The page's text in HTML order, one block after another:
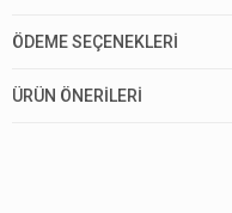
ÖDEME SEÇENEKLERI
ÜRÜN ÖNERILERI